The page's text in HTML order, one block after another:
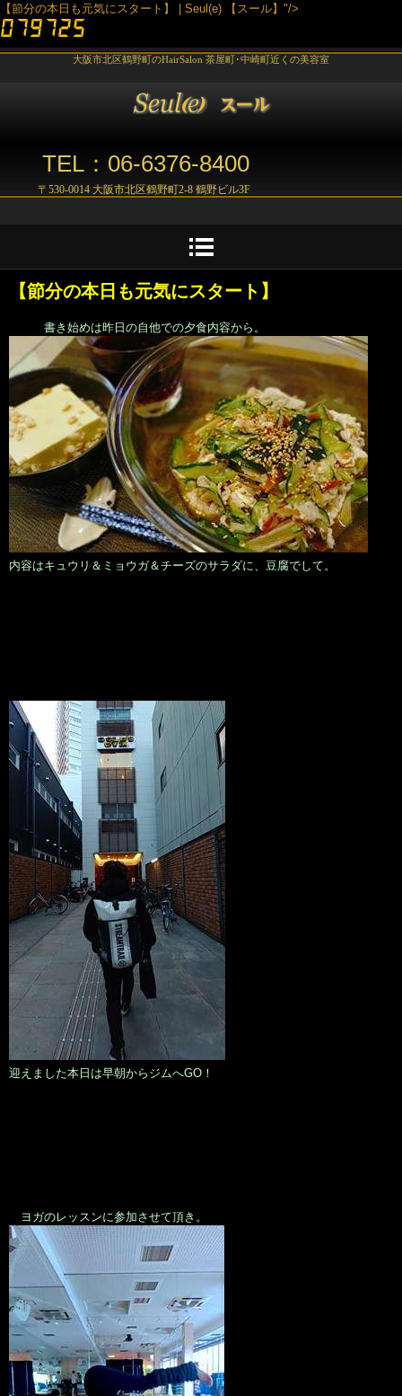
【節分の本日も元気にスタート】 | Seul(e) 【スール】"/>
大阪市北区鶴野町のHairSalon 茶屋町･中崎町近くの美容室
TEL：06-6376-8400
〒530-0014 大阪市北区鶴野町2-8 鶴野ビル3F
【節分の本日も元気にスタート】
書き始めは昨日の自他での夕食内容から。
内容はキュウリ＆ミョウガ＆チーズのサラダに、豆腐でして。
迎えました本日は早朝からジムへGO！
ヨガのレッスンに参加させて頂き。